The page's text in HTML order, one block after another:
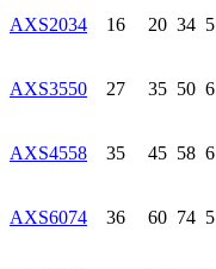
AXS2034 16 20 34 5
AXS3550 27 35 50 6
AXS4558 35 45 58 6
AXS6074 36 60 74 5